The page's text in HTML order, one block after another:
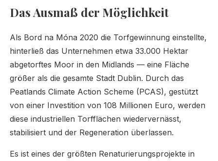
Das Ausmaß der Möglichkeit
Als Bord na Móna 2020 die Torfgewinnung einstellte,
hinterließ das Unternehmen etwa 33.000 Hektar
abgetorftes Moor in den Midlands — eine Fläche
größer als die gesamte Stadt Dublin. Durch das
Peatlands Climate Action Scheme (PCAS), gestützt
von einer Investition von 108 Millionen Euro, werden
diese industriellen Torfflächen wiedervernässt,
stabilisiert und der Regeneration überlassen.
Es ist eines der größten Renaturierungsprojekte in